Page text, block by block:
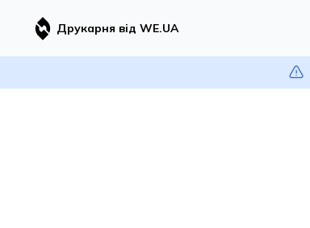
Друкарня від WE.UA